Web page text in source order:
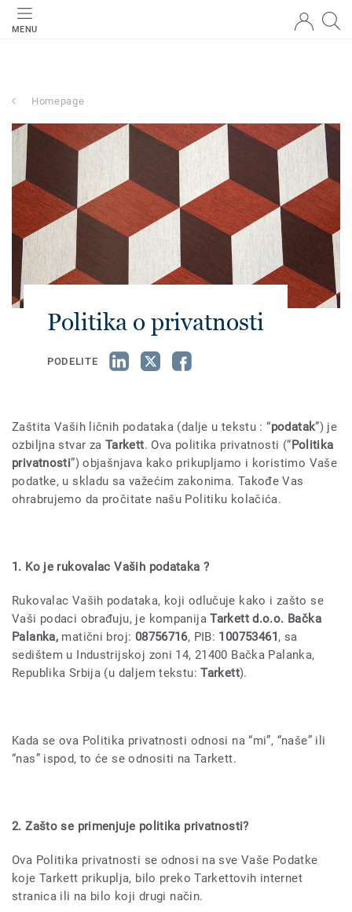
MENU
Homepage
Politika o privatnosti
PODELITE
Zaštita Vaših ličnih podataka (dalje u tekstu : “podatak”) je
ozbiljna stvar za Tarkett. Ova politika privatnosti (“Politika
privatnosti”) objašnjava kako prikupljamo i koristimo Vaše
podatke, u skladu sa važećim zakonima. Takođe Vas
ohrabrujemo da pročitate našu Politiku kolačića.
1. Ko je rukovalac Vaših podataka ?
Rukovalac Vaših podataka, koji odlučuje kako i zašto se
Vaši podaci obrađuju, je kompanijaTarkett d.o.o. Bačka
Palanka, matični broj: 08756716, PIB: 100753461, sa
sedištem u Industrijskoj zoni 14, 21400 Bačka Palanka,
Republika Srbija (u daljem tekstu:Tarkett).
Kada se ova Politika privatnosti odnosi na “mi”, “naše” ili
“nas” ispod, to će se odnositi na Tarkett.
2. Zašto se primenjuje politika privatnosti?
Ova Politika privatnosti se odnosi na sve Vaše Podatke
koje Tarkett prikuplja, bilo preko Tarkettovih internet
stranica ili na bilo koji drugi način.